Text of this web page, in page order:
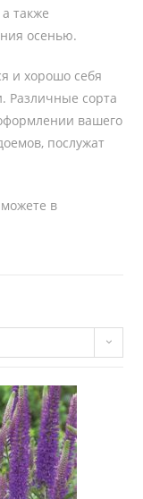
также
осенью.
и хорошо себя
Различные сорта
вашего
послужат
в